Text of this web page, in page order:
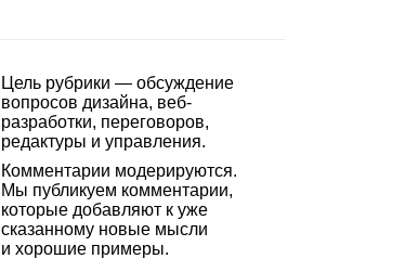
Цель рубрики — обсуждение
вопросов дизайна, веб-
разработки, переговоров,
редактуры и управления.
Комментарии модерируются.
Мы публикуем комментарии,
которые добавляют к уже
сказанному новые мысли
и хорошие примеры.